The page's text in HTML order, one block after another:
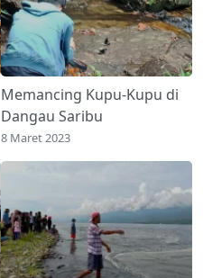
Memancing Kupu-Kupu di
Dangau Saribu
8 Maret 2023